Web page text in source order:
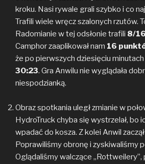
kroku. Nasi rywale grali szybko i co
Trafili wiele wręcz szalonych rzutów.
Radomianie w tej odsłonie trafili 8/
Camphor zaaplikował nam 16
że po pierwszych dziesięciu
30:23. Gra Anwilu nie wyglądała
niespodzianką.
Obraz spotkania uległ zmianie w
HydroTruck chyba się wystrzelał, bo
wpadać do kosza. Z kolei Anwil
Poprawiliśmy obronę i zyskiwaliśmy
Oglądaliśmy walczące „Rottweilery”,